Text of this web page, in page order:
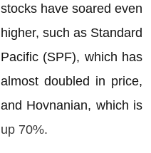
stocks have soared even
higher, such as Standard
Pacific (SPF), which has
almost doubled in price,
and Hovnanian, which is
up 70%.